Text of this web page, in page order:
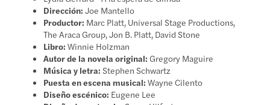
Dirección: Joe Mantello
Productor: Marc Platt, Universal Stage Productions,
The Araca Group, Jon B. Platt, David Stone
Libro: Winnie Holzman
Autor de la novela original: Gregory Maguire
Música y letra: Stephen Schwartz
Puesta en escena musical: Wayne Cilento
Diseño escénico: Eugene Lee